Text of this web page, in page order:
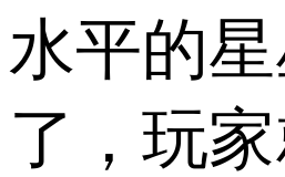
水平的
了，玩